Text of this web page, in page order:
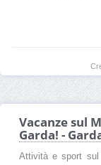
Vacanze sul
Garda! -
Attività e sport sul